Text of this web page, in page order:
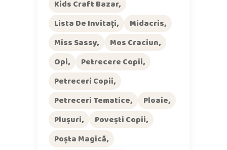
Kids Craft Bazar
Lista De Invitați
Midacris
Miss Sassy
Mos Craciun
Opi
Petrecere Copii
Petreceri Copii
Petreceri Tematice
Ploaie
Plușuri
Povești Copii
Poșta Magică